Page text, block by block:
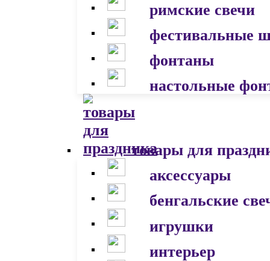
римские свечи
фестивальные
фонтаны
настольные
товары для
аксессуары
бенгальские
игрушки
интерьер